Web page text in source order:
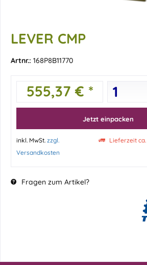
LEVER CMP
Artnr.: 168P8B11770
555,37 € *
Jetzt einpacken
inkl. MwSt. zzgl.
Versandkosten
Lieferzeit
Fragen zum Artikel?